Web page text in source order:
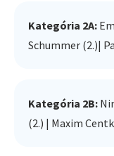
Kategória 2A:
Schummer (2.)|
Kategória 2B:
(2.) | Maxim